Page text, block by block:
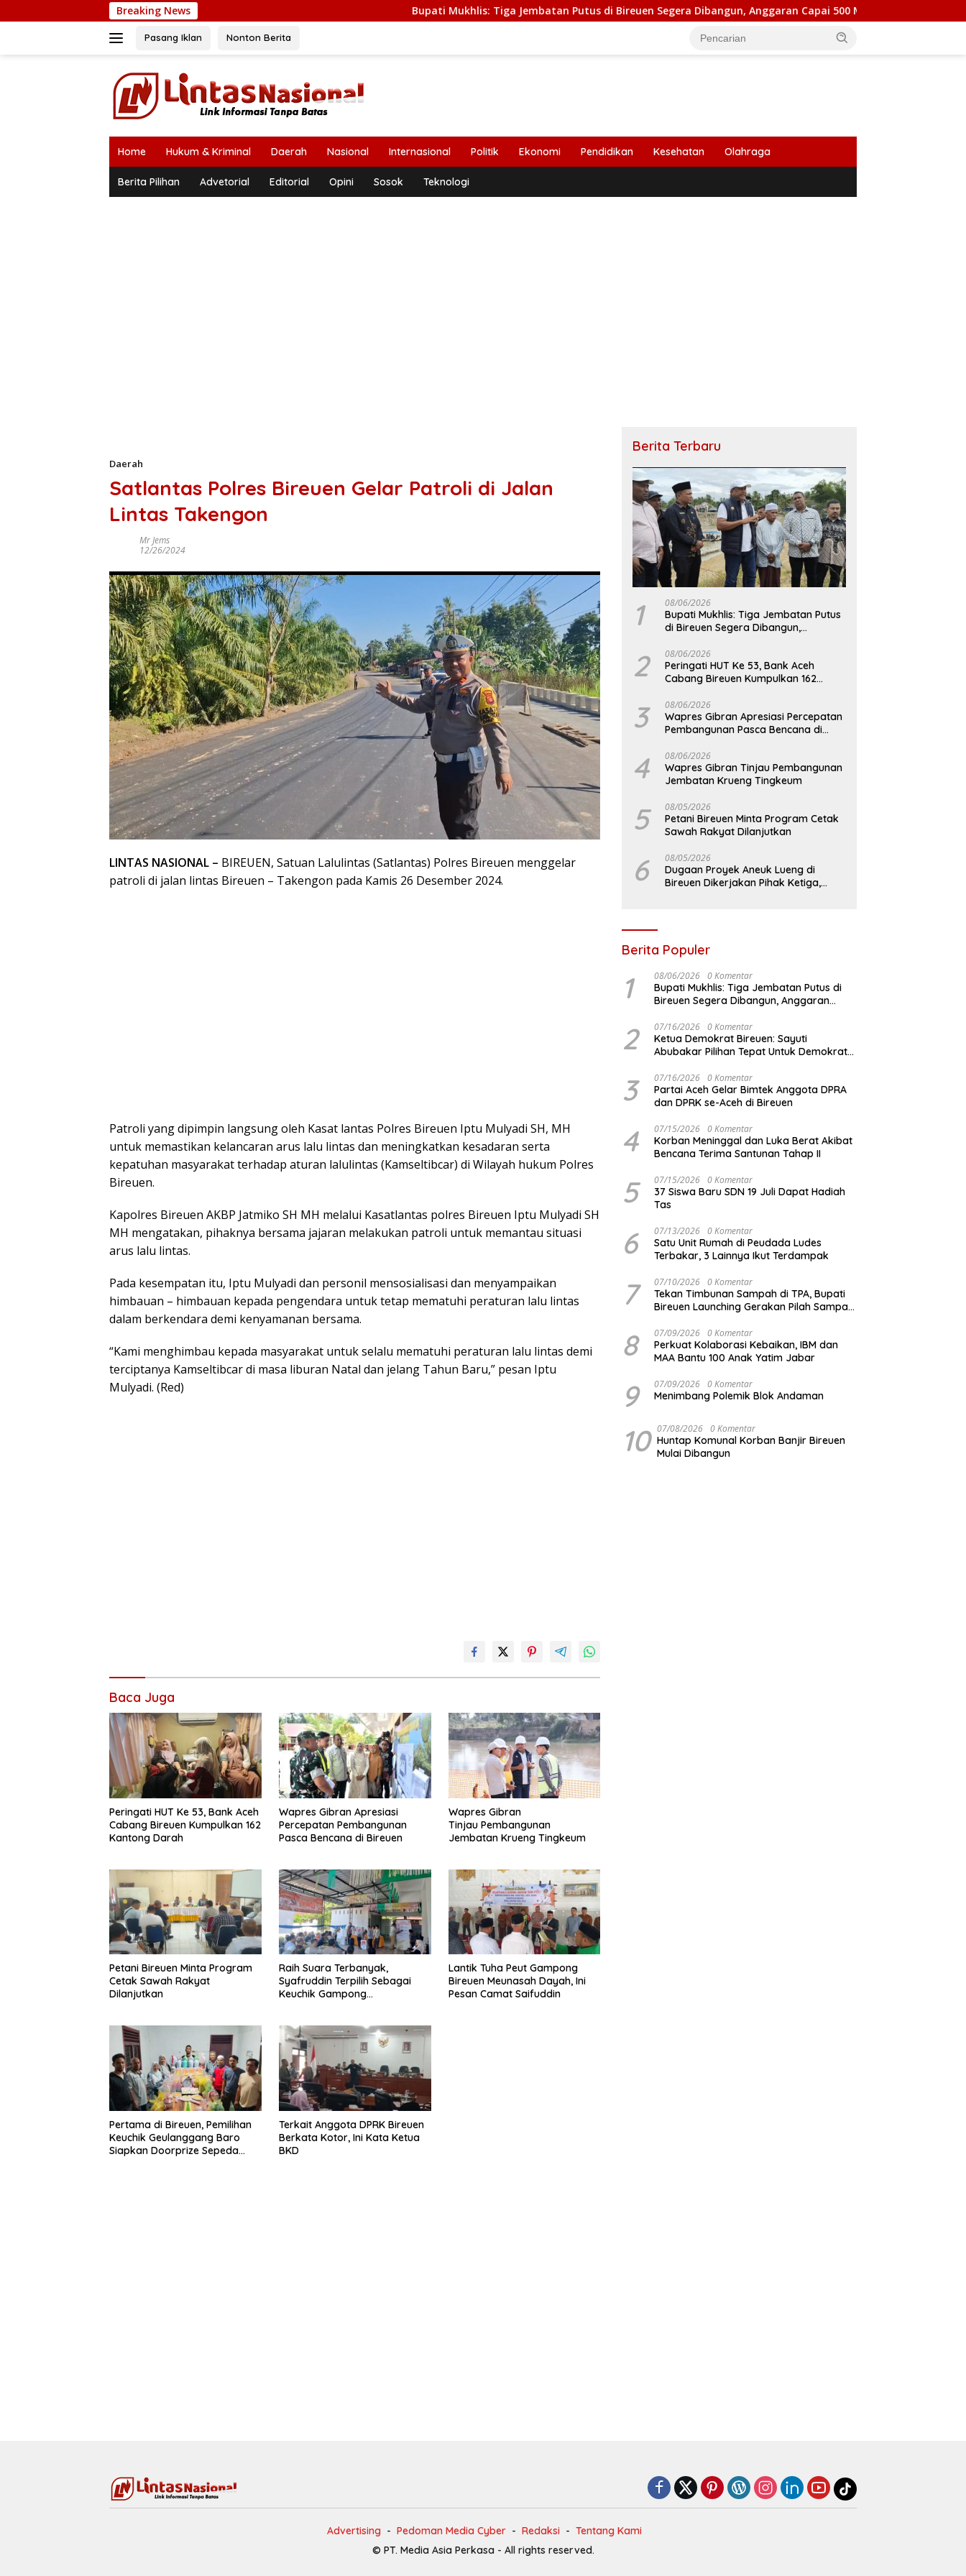
ke
Breaking News Bupati Mukhlis: Tiga Jembatan Putus di Bireuen Segera Dibangun, Anggaran Capai 500 M Peringati HUT Ke 53,
Pasang Iklan Nonton Berita
Home Hukum & Kriminal Daerah Nasional Internasional Politik Ekonomi Pendidikan Kesehatan Olahraga
Berita Pilihan Advetorial Editorial Opini Sosok Teknologi
Daerah
Satlantas Polres Bireuen Gelar Patroli di Jalan
Lintas Takengon
Mr Jems
12/26/2024
LINTAS NASIONAL – BIREUEN, Satuan Lalulintas (Satlantas) Polres Bireuen menggelar
patroli di jalan lintas Bireuen – Takengon pada Kamis 26 Desember 2024.
Patroli yang dipimpin langsung oleh Kasat lantas Polres Bireuen Iptu Mulyadi SH, MH
untuk memastikan kelancaran arus lalu lintas dan meningkatkan kesadaran serta
kepatuhan masyarakat terhadap aturan lalulintas (Kamseltibcar) di Wilayah hukum Polres
Bireuen.
Kapolres Bireuen AKBP Jatmiko SH MH melalui Kasatlantas polres Bireuen Iptu Mulyadi SH
MH mengatakan, pihaknya bersama jajaran melakukan patroli untuk memantau situasi
arus lalu lintas.
Pada kesempatan itu, Iptu Mulyadi dan personil mensosialisasi dan menyampaikan
himbauan – himbauan kepada pengendara untuk tetap mematuhi peraturan lalu lintas
dalam berkendara demi kenyamanan bersama.
“Kami menghimbau kepada masyarakat untuk selalu mematuhi peraturan lalu lintas demi
terciptanya Kamseltibcar di masa liburan Natal dan jelang Tahun Baru,” pesan Iptu
Mulyadi. (Red)
Baca Juga
Peringati HUT Ke 53, Bank Aceh
Cabang Bireuen Kumpulkan 162
Kantong Darah
Wapres Gibran Apresiasi
Percepatan Pembangunan
Pasca Bencana di Bireuen
Wapres Gibran
Tinjau Pembangunan
Jembatan Krueng Tingkeum
Petani Bireuen Minta Program
Cetak Sawah Rakyat
Dilanjutkan
Raih Suara Terbanyak,
Syafruddin Terpilih Sebagai
Keuchik Gampong
Lantik Tuha Peut Gampong
Bireuen Meunasah Dayah, Ini
Pertama di Bireuen, Pemilihan
Keuchik Geulanggang Baro
Siapkan Doorprize Sepeda
Terkait Anggota DPRK Bireuen
Berkata Kotor, Ini Kata Ketua
BKD
Berita Terbaru
1 08/06/2026
Bupati Mukhlis: Tiga Jembatan Putus
di Bireuen Segera Dibangun,
2 08/06/2026
Peringati HUT Ke 53, Bank Aceh
Cabang Bireuen Kumpulkan 162
3 08/06/2026
Wapres Gibran Apresiasi Percepatan
Pembangunan Pasca Bencana di
4 08/06/2026
Wapres Gibran Tinjau Pembangunan
Jembatan Krueng Tingkeum
5 08/05/2026
Petani Bireuen Minta Program Cetak
Sawah Rakyat Dilanjutkan
6 08/05/2026
Dugaan Proyek Aneuk Lueng di
Bireuen Dikerjakan Pihak Ketiga,
Berita Populer
1 08/06/2026 0 Komentar
Bupati Mukhlis: Tiga Jembatan Putus di
Bireuen Segera Dibangun, Anggaran
2 07/16/2026 0 Komentar
Ketua Demokrat Bireuen: Sayuti
Abubakar Pilihan Tepat Untuk Demokrat
3 07/16/2026 0 Komentar
Partai Aceh Gelar Bimtek Anggota DPRA
dan DPRK se-Aceh di Bireuen
4 07/15/2026 0 Komentar
Korban Meninggal dan Luka Berat Akibat
Bencana Terima Santunan Tahap II
5 07/15/2026 0 Komentar
37 Siswa Baru SDN 19 Juli Dapat Hadiah
Tas
6 07/13/2026 0 Komentar
Satu Unit Rumah di Peudada Ludes
Terbakar, 3 Lainnya Ikut Terdampak
7 07/10/2026 0 Komentar
Tekan Timbunan Sampah di TPA, Bupati
Bireuen Launching Gerakan Pilah Sampah
8 07/09/2026 0 Komentar
Perkuat Kolaborasi Kebaikan, IBM dan
MAA Bantu 100 Anak Yatim Jabar
9 07/09/2026 0 Komentar
Menimbang Polemik Blok Andaman
10 07/08/2026 0 Komentar
Huntap Komunal Korban Banjir Bireuen
Mulai Dibangun
Advertising Pedoman Media Cyber Redaksi
Tentang Kami
© PT. Media Asia Perkasa - All rights reserved.